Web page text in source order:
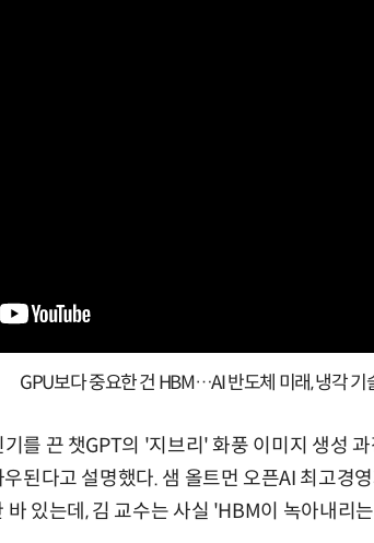
GPU보다 중요한 건 HBM…AI 반도체 미래, 냉각 기
를 끈 챗GPT의 '지브리' 화풍 이미지 생성
된다고 설명했다. 샘 올트먼 오픈AI 최고경
바 있는데, 김 교수는 사실 'HBM이 녹아내리